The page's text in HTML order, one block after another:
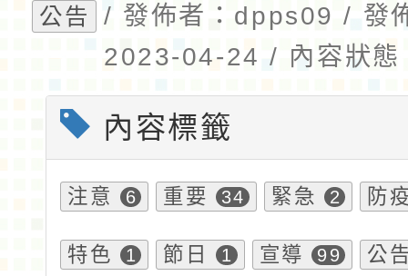
公告
/ 發佈者：dpps09 / 發
2023-04-24 / 內容狀態
內容標籤
注意 6 重要 34 緊急 2 防
特色 1 節日 1 宣導 99 公